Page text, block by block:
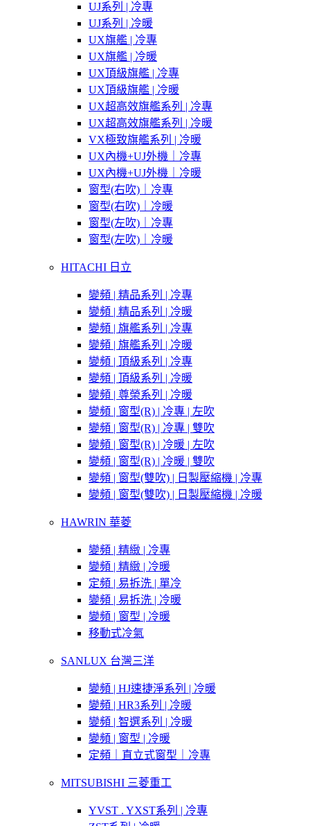
UJ系列 | 冷專
UJ系列 | 冷暖
UX旗艦 | 冷專
UX旗艦 | 冷暖
UX頂級旗艦 | 冷專
UX頂級旗艦 | 冷暖
UX超高效旗艦系列 | 冷專
UX超高效旗艦系列 | 冷暖
VX極致旗艦系列 | 冷暖
UX內機+UJ外機｜冷專
UX內機+UJ外機｜冷暖
窗型(右吹)｜冷專
窗型(右吹)｜冷暖
窗型(左吹)｜冷專
窗型(左吹)｜冷暖
HITACHI 日立
變頻 | 精品系列 | 冷專
變頻 | 精品系列 | 冷暖
變頻 | 旗艦系列 | 冷專
變頻 | 旗艦系列 | 冷暖
變頻 | 頂級系列 | 冷專
變頻 | 頂級系列 | 冷暖
變頻 | 尊榮系列 | 冷暖
變頻 | 窗型(R) | 冷專 | 左吹
變頻 | 窗型(R) | 冷專 | 雙吹
變頻 | 窗型(R) | 冷暖 | 左吹
變頻 | 窗型(R) | 冷暖 | 雙吹
變頻 | 窗型(雙吹) | 日製壓縮機 | 冷專
變頻 | 窗型(雙吹) | 日製壓縮機 | 冷暖
HAWRIN 華菱
變頻 | 精緻 | 冷專
變頻 | 精緻 | 冷暖
定頻 | 易拆洗 | 單冷
變頻 | 易拆洗 | 冷暖
變頻 | 窗型 | 冷暖
移動式冷氣
SANLUX 台灣三洋
變頻 | HJ速捷淨系列 | 冷暖
變頻 | HR3系列 | 冷暖
變頻 | 智選系列 | 冷暖
變頻 | 窗型 | 冷暖
定頻｜直立式窗型｜冷專
MITSUBISHI 三菱重工
YVST . YXST系列 | 冷專